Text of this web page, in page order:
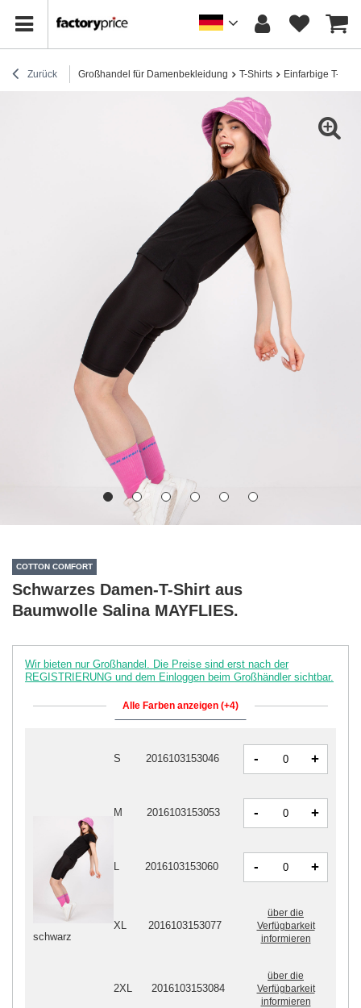
Zurück Großhandel für Damenbekleidung T-Shirts Einfarbige T-
COTTON COMFORT
Schwarzes Damen-T-Shirt aus
Baumwolle Salina MAYFLIES.
Wir bieten nur Großhandel. Die Preise sind erst nach der
REGISTRIERUNG und dem Einloggen beim Großhändler sichtbar.
Alle Farben anzeigen (+4)
schwarz
S 2016103153046 - +
M 2016103153053 - +
L 2016103153060 - +
XL 2016103153077
über die
Verfügbarkeit
informieren
2XL 2016103153084
über die
Verfügbarkeit
informieren